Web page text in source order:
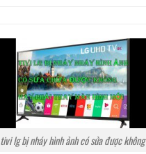
tivi lg bị nháy hình ảnh có sửa được không